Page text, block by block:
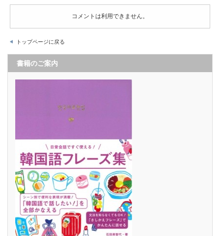
コメントは利用できません。
トップページに戻る
書籍のご案内